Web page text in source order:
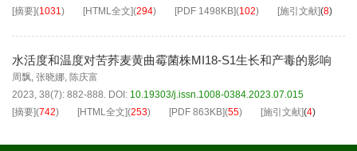
[摘要](1031) [HTML全文](294) [PDF 1498KB](102) [施引文献](8)
水活度和温度对苦荞麦黄曲霉菌株MI18-S1生长和产毒的影响
周飘, 张晓娜, 陈庆富
2023, 38(7): 882-888. DOI: 10.19303/j.issn.1008-0384.2023.07.015
[摘要](742) [HTML全文](253) [PDF 863KB](55) [施引文献](4)